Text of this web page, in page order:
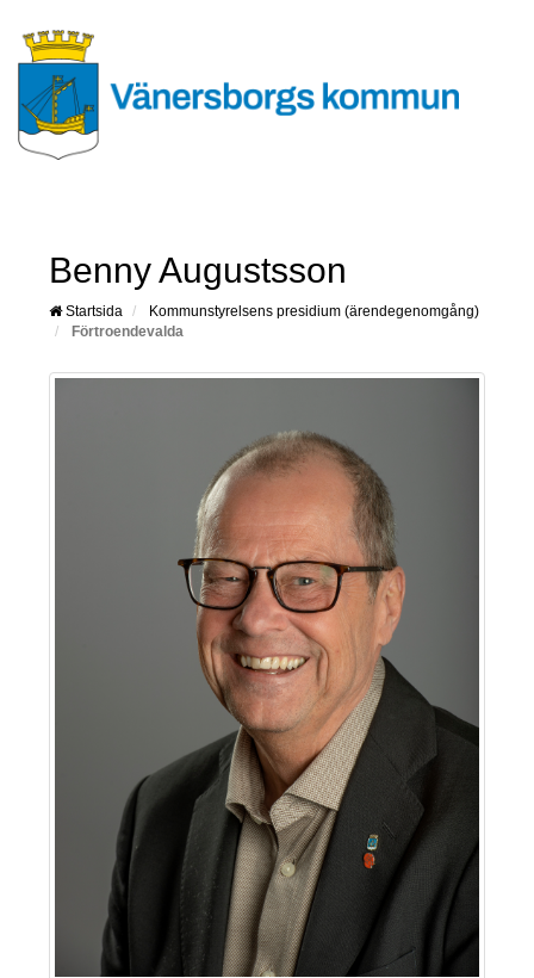
Benny Augustsson
Startsida
Kommunstyrelsens presidium (ärendegenomgång)
Förtroendevalda